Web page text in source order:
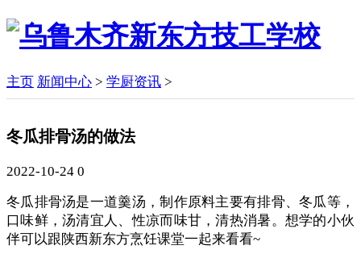
主页 新闻中心 > 学厨资讯 >
冬瓜排骨汤的做法
2022-10-24 0
冬瓜排骨汤是一道羹汤，制作原料主要有排骨、冬瓜等，
口味鲜，汤清宜人、性凉而味甘，清热消暑。想学的小伙
伴可以跟陕西新东方烹饪课堂一起来看看~